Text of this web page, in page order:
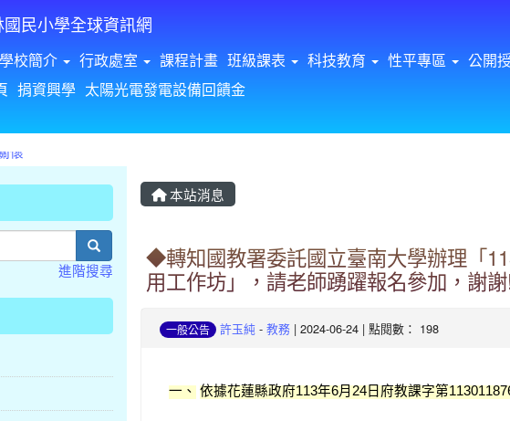
民小學全球資訊網
重新取得佈景設定
學校簡介 行政處室 課程計畫 班級課表 科技教育 性平專區 公開
捐資興學 太陽光電發電設備回饋金
本站消息
◆轉知國教署委託國立臺南大學辦理「
用工作坊」，請老師踴躍報名參加，謝謝!
一般公告 許玉純- 教務| 2024-06-24 | 點閱數： 198
一、 依據花蓮縣政府113年6月24日府教課字第
search
進階搜尋